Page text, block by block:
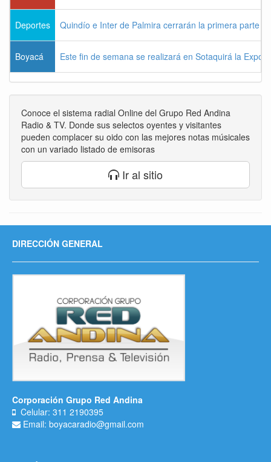
Deportes Quindío e Inter de Palmira cerrarán la primera parte
Boyacá Este fin de semana se realizará en Sotaquirá la
Conoce el sistema radial Online del Grupo Red Andina
Radio & TV. Donde sus selectos oyentes y visitantes
pueden complacer su oido con las mejores notas músicales
con un variado listado de emisoras
Ir al sitio
DIRECCIÓN GENERAL
Corporación Grupo Red Andina
Celular: 311 2190395
Email: boyacaradio@gmail.com